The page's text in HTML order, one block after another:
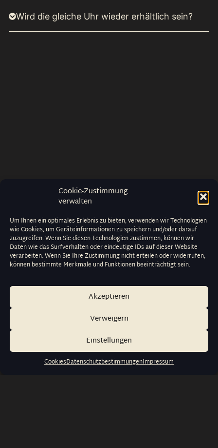
Cookie-Zustimmung
verwalten
Um Ihnen ein optimales Erlebnis zu bieten, verwenden wir Technologien
wie Cookies, um Geräteinformationen zu speichern und/oder darauf
zuzugreifen. Wenn Sie diesen Technologien zustimmen, können wir
Daten wie das Surfverhalten oder eindeutige IDs auf dieser Website
verarbeiten. Wenn Sie Ihre Zustimmung nicht erteilen oder widerrufen,
können bestimmte Merkmale und Funktionen beeinträchtigt sein.
Akzeptieren
Verweigern
Einstellungen
CookiesDatenschutzbestimmungenImpressum
Wird die gleiche Uhr wieder erhältlich sein?